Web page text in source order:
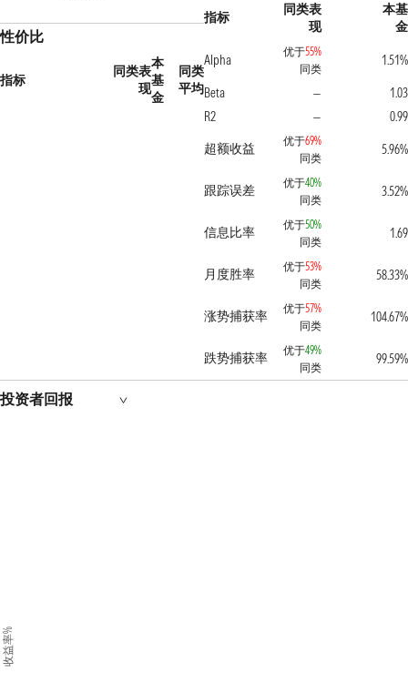
性价比
指标
同类表
现
本
基
金
同类
平均
指标
同类表
现
本基
金
Alpha
优于55%
同类
1.51%
Beta
—
1.03
R2
—
0.99
超额收益
优于69%
同类
5.96%
跟踪误差 优于40%
同类
3.52%
信息比率 优于50%
同类
1.69
月度胜率 优于53%
同类
58.33%
涨势捕获率 优于57%
同类
104.67%
跌势捕获率 优于49%
同类
99.59%
投资者回报
收益率%